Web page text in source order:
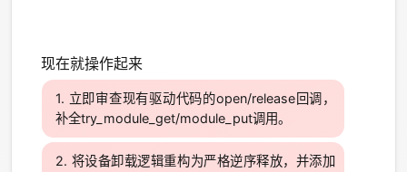
现在就操作起来
立即审查现有驱动代码的open/release回调，
补全try_module_get/module_put调用。
将设备卸载逻辑重构为严格逆序释放，并添加